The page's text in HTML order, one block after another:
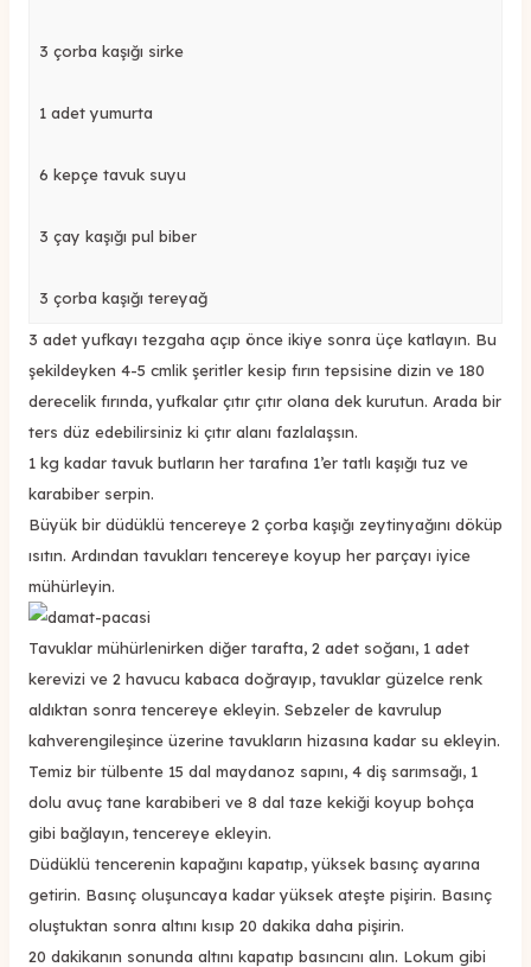
3 çorba kaşığı sirke
1 adet yumurta
6 kepçe tavuk suyu
3 çay kaşığı pul biber
3 çorba kaşığı tereyağ
3 adet yufkayı tezgaha açıp önce ikiye sonra üçe katlayın. Bu
şekildeyken 4-5 cmlik şeritler kesip fırın tepsisine dizin ve 180
derecelik fırında, yufkalar çıtır çıtır olana dek kurutun. Arada bir
ters düz edebilirsiniz ki çıtır alanı fazlalaşsın.
1 kg kadar tavuk butların her tarafına 1’er tatlı kaşığı tuz ve
karabiber serpin.
Büyük bir düdüklü tencereye 2 çorba kaşığı zeytinyağını döküp
ısıtın. Ardından tavukları tencereye koyup her parçayı iyice
mühürleyin.
Tavuklar mühürlenirken diğer tarafta, 2 adet soğanı, 1 adet
kerevizi ve 2 havucu kabaca doğrayıp, tavuklar güzelce renk
aldıktan sonra tencereye ekleyin. Sebzeler de kavrulup
kahverengileşince üzerine tavukların hizasına kadar su ekleyin.
Temiz bir tülbente 15 dal maydanoz sapını, 4 diş sarımsağı, 1
dolu avuç tane karabiberi ve 8 dal taze kekiği koyup bohça
gibi bağlayın, tencereye ekleyin.
Düdüklü tencerenin kapağını kapatıp, yüksek basınç ayarına
getirin. Basınç oluşuncaya kadar yüksek ateşte pişirin. Basınç
oluştuktan sonra altını kısıp 20 dakika daha pişirin.
20 dakikanın sonunda altını kapatıp basıncını alın. Lokum gibi